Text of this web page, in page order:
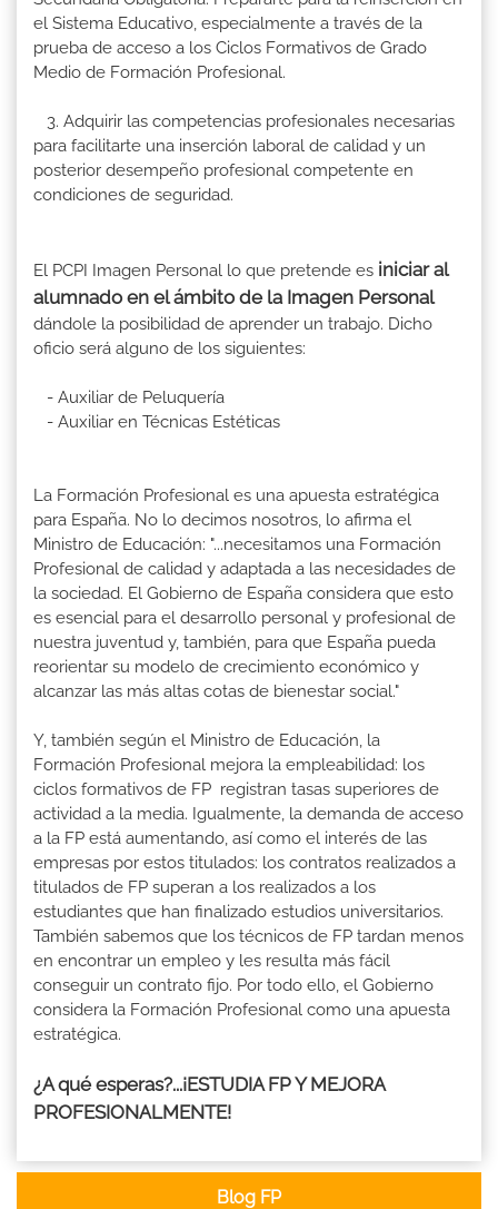
el Sistema Educativo, especialmente a través de la
prueba de acceso a los Ciclos Formativos de Grado
Medio de Formación Profesional.
3. Adquirir las competencias profesionales necesarias
para facilitarte una inserción laboral de calidad y un
posterior desempeño profesional competente en
condiciones de seguridad.
El PCPI Imagen Personal lo que pretende es iniciar al
alumnado en el ámbito de la Imagen Personal
dándole la posibilidad de aprender un trabajo. Dicho
oficio será alguno de los siguientes:
- Auxiliar de Peluquería
- Auxiliar en Técnicas Estéticas
La Formación Profesional es una apuesta estratégica
para España. No lo decimos nosotros, lo afirma el
Ministro de Educación: "...necesitamos una Formación
Profesional de calidad y adaptada a las necesidades de
la sociedad. El Gobierno de España considera que esto
es esencial para el desarrollo personal y profesional de
nuestra juventud y, también, para que España pueda
reorientar su modelo de crecimiento económico y
alcanzar las más altas cotas de bienestar social."
Y, también según el Ministro de Educación, la
Formación Profesional mejora la empleabilidad: los
ciclos formativos de FP registran tasas superiores de
actividad a la media. Igualmente, la demanda de acceso
a la FP está aumentando, así como el interés de las
empresas por estos titulados: los contratos realizados a
titulados de FP superan a los realizados a los
estudiantes que han finalizado estudios universitarios.
También sabemos que los técnicos de FP tardan menos
en encontrar un empleo y les resulta más fácil
conseguir un contrato fijo. Por todo ello, el Gobierno
considera la Formación Profesional como una apuesta
estratégica.
¿A qué esperas?...¡ESTUDIA FP Y MEJORA
PROFESIONALMENTE!
Blog FP